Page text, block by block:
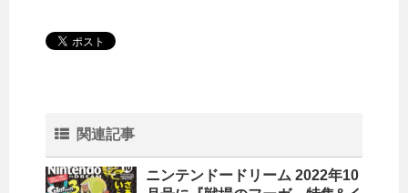
関連記事
ニンテンドードリーム 2022年10